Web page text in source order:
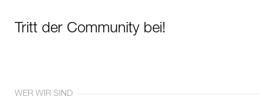
Tritt der Community bei!
WER WIR SIND